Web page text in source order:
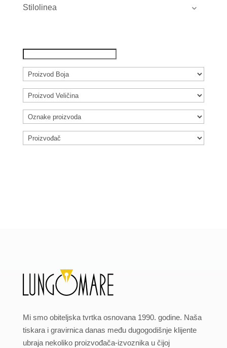
Stilolinea
Mi smo obiteljska tvrtka osnovana 1990. godine. Naša
tiskara i gravirnica danas među dugogodišnje klijente
ubraja nekoliko proizvođača-izvoznika u čijoj